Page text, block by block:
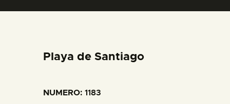
EL MUSEO
Playa de Santiago
NUMERO: 1183